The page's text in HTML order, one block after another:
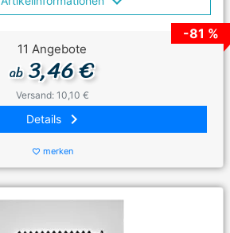
-81 %
11 Angebote
ab3,46 €
Versand: 10,10 €
Details keyboard_arrow_right
favorite_border merken